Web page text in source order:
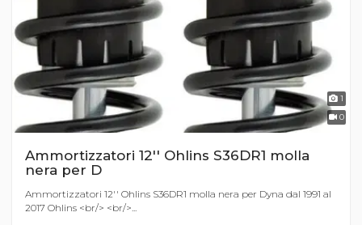
1
0
Ammortizzatori 12'' Ohlins S36DR1 molla
nera per D
Ammortizzatori 12'' Ohlins S36DR1 molla nera per Dyna dal 1991 al
2017 Ohlins <br/> <br/>...